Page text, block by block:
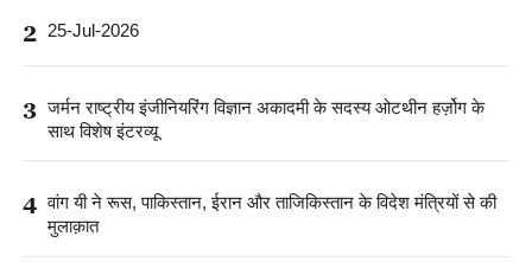
2 25-Jul-2026
3 जर्मन राष्ट्रीय इंजीनियरिंग विज्ञान अकादमी के सदस्य ओटथीन हर्ज़ोग के
साथ विशेष इंटरव्यू
4 वांग यी ने रूस, पाकिस्तान, ईरान और ताजिकिस्तान के विदेश मंत्रियों से की
मुलाक़ात